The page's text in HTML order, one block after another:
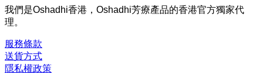
圍：
$276.00
我們是Oshadhi香港，Oshadhi芳療產品的香港官方獨家代
理。
服務條款
送貨方式
隱私權政策